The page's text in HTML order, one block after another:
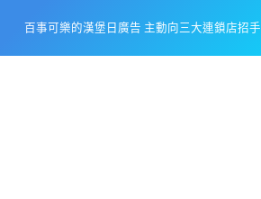
content
百事可樂的漢堡日廣告 主動向三大連鎖店招手